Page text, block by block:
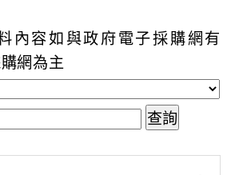
內容如與政府電子採購網有
網為主